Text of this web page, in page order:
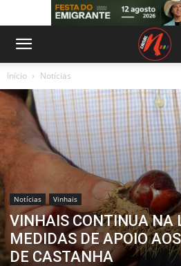
Início Notícias
Notícias Vinhais
VINHAIS CONTINUA NA
MEDIDAS DE APOIO
DE CASTANHA